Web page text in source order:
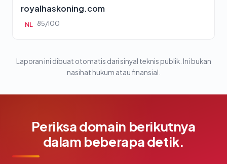
royalhaskoning.com
NL 85/100
Laporan ini dibuat otomatis dari sinyal teknis publik. Ini bukan
nasihat hukum atau finansial.
Periksa domain berikutnya
dalam beberapa detik.